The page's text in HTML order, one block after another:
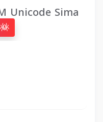
Unicode Sima